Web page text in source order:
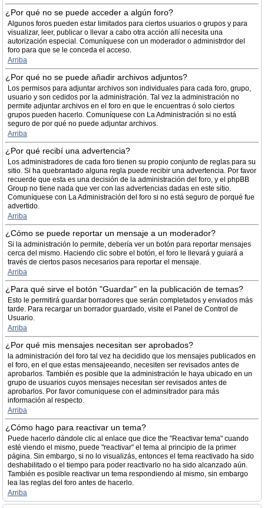
¿Por qué no se puede acceder a algún foro?
Algunos foros pueden estar limitados para ciertos usuarios o grupos y para
visualizar, leer, publicar o llevar a cabo otra acción allí necesita una
autorización especial. Comuníquese con un moderador o administrdor del
foro para que se le conceda el acceso.
Arriba
¿Por qué no se puede añadir archivos adjuntos?
Los permisos para adjuntar archivos son individuales para cada foro, grupo,
usuario y son cedidos por la administración. Tal vez la administración no
permite adjuntar archivos en el foro en que le encuentras ó solo ciertos
grupos pueden hacerlo. Comuníquese con La Administración si no está
seguro de por qué no puede adjuntar archivos.
Arriba
¿Por qué recibí una advertencia?
Los administradores de cada foro tienen su propio conjunto de reglas para su
sitio. Si ha quebrantado alguna regla puede recibir una advertencia. Por favor
recuerde que esta es una decisión de la administración del foro, y el phpBB
Group no tiene nada que ver con las advertencias dadas en este sitio.
Comuníquese con La Administración del foro si no está seguro de porqué fue
advertido.
Arriba
¿Cómo se puede reportar un mensaje a un moderador?
Si la administración lo permite, debería ver un botón para reportar mensajes
cerca del mismo. Haciendo clic sobre el botón, el foro le llevará y guiará a
través de ciertos pasos necesarios para reportar el mensaje.
Arriba
¿Para qué sirve el botón "Guardar" en la publicación de temas?
Esto le permitirá guardar borradores que serán completados y enviados más
tarde. Para recargar un borrador guardado, visite el Panel de Control de
Usuario.
Arriba
¿Por qué mis mensajes necesitan ser aprobados?
la administración del foro tal vez ha decidido que los mensajes publicados en
el foro, en el que estas mensajeeando, necesiten ser revisados antes de
aprobarlos. También es posible que la administración le haya ubicado en un
grupo de usuarios cuyos mensajes necesitan ser revisados antes de
aprobarlos. Por favor comuniquese con el adminsitrador para más
información al respecto.
Arriba
¿Cómo hago para reactivar un tema?
Puede hacerlo dándole clic al enlace que dice the "Reactivar tema" cuando
esté viendo el mismo, puede "reactivar" el tema al principio de la primer
página. Sin embargo, si no lo visualizás, entonces el tema reactivado ha sido
deshabilitado o el tiempo para poder reactivarlo no ha sido alcanzado aún.
También es posible reactivar un tema respondiendo al mismo, sin embargo
lea las reglas del foro antes de hacerlo.
Arriba